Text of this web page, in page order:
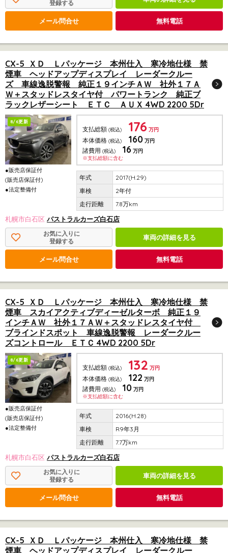
登録する
メール問合せ 無料電話
CX-5 ＸＤ Ｌパッケージ 本州仕入 寒冷地仕様 禁
煙車 ヘッドアップディスプレイ レーダークルー
ズ 車線逸脱警報 純正１９インチＡＷ 社外１７Ａ
Ｗ＋スタッドレスタイヤ付 パワートランク 純正ブ
ラックレザーシート ＥＴＣ ＡＵＸ 4WD 2200 5Dr
8/6更新
●販売店保証付
(販売店保証付)
●法定整備付
支払総額 (税込) 176 万円
本体価格 (税込) 160 万円
諸費用 (税込) 16 万円
※支払総額に含む
2017(H.29)
2年付
7.8万km
札幌市白石区 パストラルカーズ白石店
お気に入りに
登録する
車両の詳細を見る
メール問合せ 無料電話
CX-5 ＸＤ Ｌパッケージ 本州仕入 寒冷地仕様 禁
煙車 スカイアクティブディーゼルターボ 純正１９
インチＡＷ 社外１７ＡＷ＋スタッドレスタイヤ付
ブラインドスポット 車線逸脱警報 レーダークルー
ズコントロール ＥＴＣ 4WD 2200 5Dr
8/6更新
●販売店保証付
(販売店保証付)
●法定整備付
支払総額 (税込) 132 万円
本体価格 (税込) 122 万円
諸費用 (税込) 10 万円
※支払総額に含む
2016(H.28)
R9年3月
7.7万km
札幌市白石区 パストラルカーズ白石店
お気に入りに
登録する
車両の詳細を見る
メール問合せ 無料電話
CX-5 ＸＤ Ｌパッケージ 本州仕入 寒冷地仕様 禁
煙車 ヘッドアップディスプレイ レーダークルー